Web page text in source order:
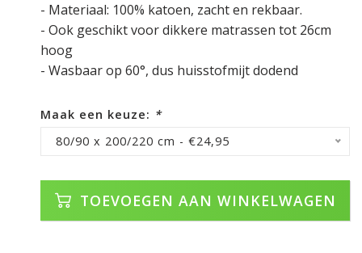
- Materiaal: 100% katoen, zacht en rekbaar.
- Ook geschikt voor dikkere matrassen tot 26cm
hoog
- Wasbaar op 60°, dus huisstofmijt dodend
Maak een keuze: *
80/90 x 200/220 cm - €24,95
TOEVOEGEN AAN WINKELWAGEN